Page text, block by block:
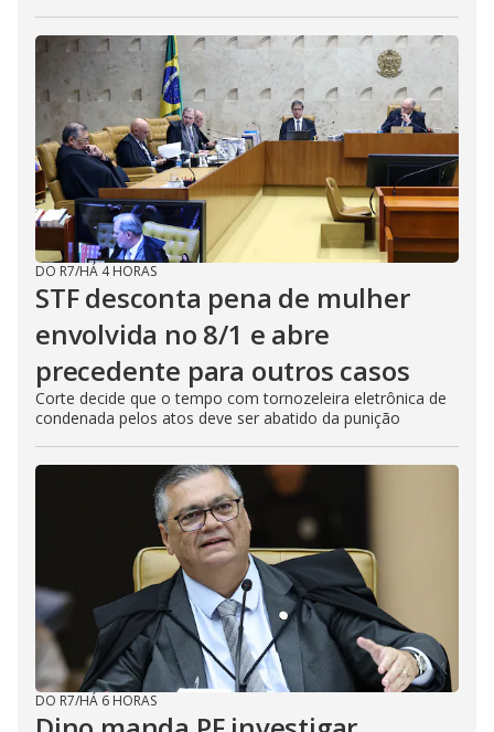
DO R7/HÁ 4 HORAS
STF desconta pena de mulher
envolvida no 8/1 e abre
precedente para outros casos
Corte decide que o tempo com tornozeleira eletrônica de
condenada pelos atos deve ser abatido da punição
DO R7/HÁ 6 HORAS